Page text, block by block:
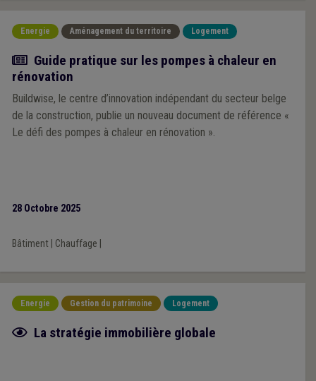
Energie Aménagement du territoire Logement
Actualité
Guide pratique sur les pompes à chaleur en
rénovation
Buildwise, le centre d’innovation indépendant du secteur belge
de la construction, publie un nouveau document de référence «
Le défi des pompes à chaleur en rénovation ».
28 Octobre 2025
Bâtiment| Chauffage
Energie Gestion du patrimoine Logement
Fiche focus
La stratégie immobilière globale